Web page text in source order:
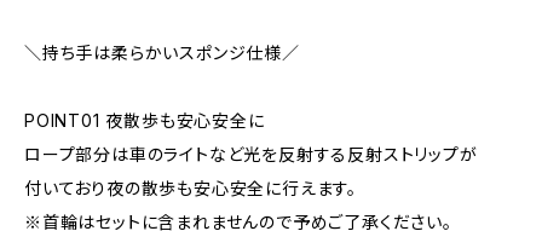
＼持ち手は柔らかいスポンジ仕様／
POINT01 夜散歩も安心安全に
ロープ部分は車のライトなど光を反射する反射ストリップが
付いており夜の散歩も安心安全に行えます。
※首輪はセットに含まれませんので予めご了承ください。